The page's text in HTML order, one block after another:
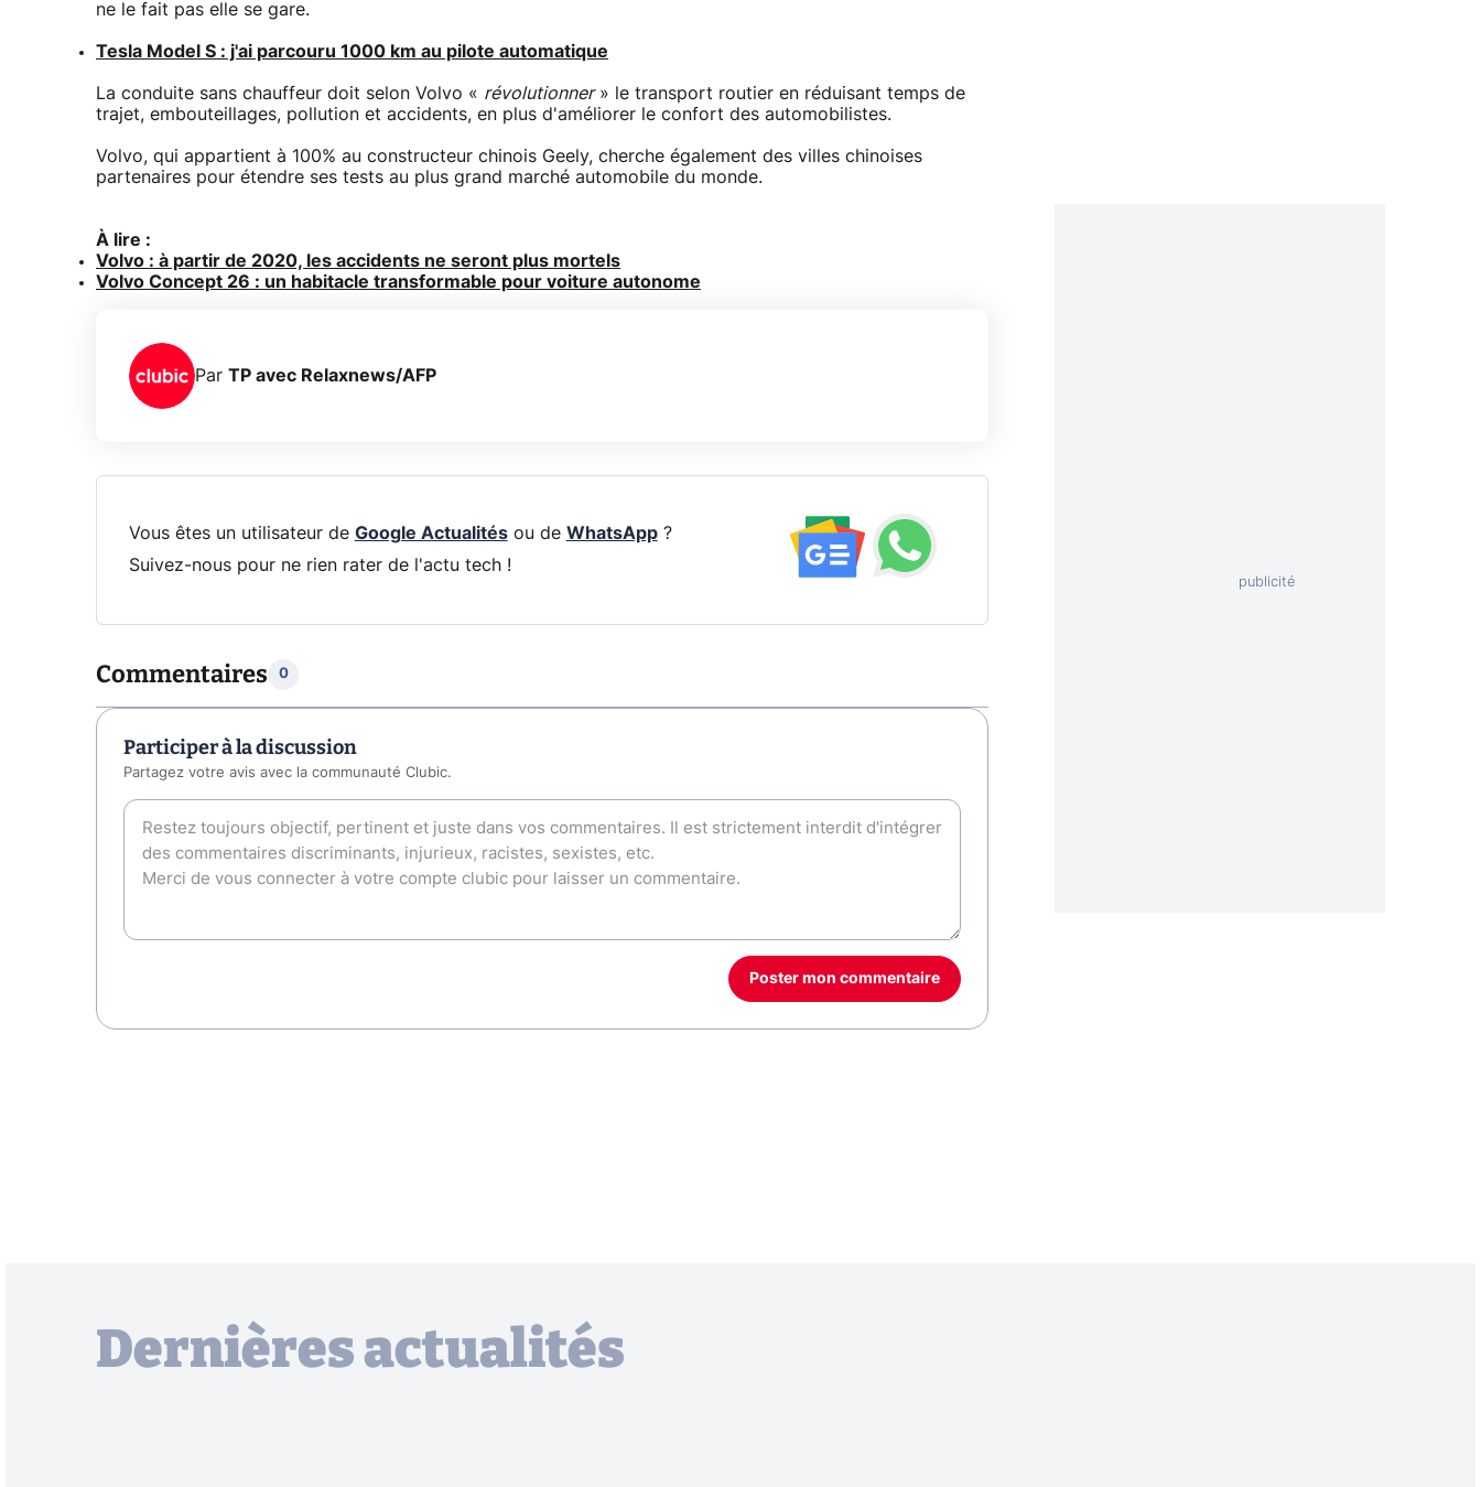
ne le fait pas elle se gare.
Tesla Model S : j'ai parcouru 1000 km au pilote automatique
La conduite sans chauffeur doit selon Volvo « révolutionner» le transport routier en réduisant temps de
trajet, embouteillages, pollution et accidents, en plus d'améliorer le confort des automobilistes.
Volvo, qui appartient à 100% au constructeur chinois Geely, cherche également des villes chinoises
partenaires pour étendre ses tests au plus grand marché automobile du monde.
À lire :
Volvo : à partir de 2020, les accidents ne seront plus mortels
Volvo Concept 26 : un habitacle transformable pour voiture autonome
Par TP avec Relaxnews/AFP
Vous êtes un utilisateur de Google Actualitésou de WhatsApp?
Suivez-nous pour ne rien rater de l'actu tech !
Commentaires 0
Participer à la discussion
Partagez votre avis avec la communauté Clubic.
Poster mon commentaire
Dernières actualités